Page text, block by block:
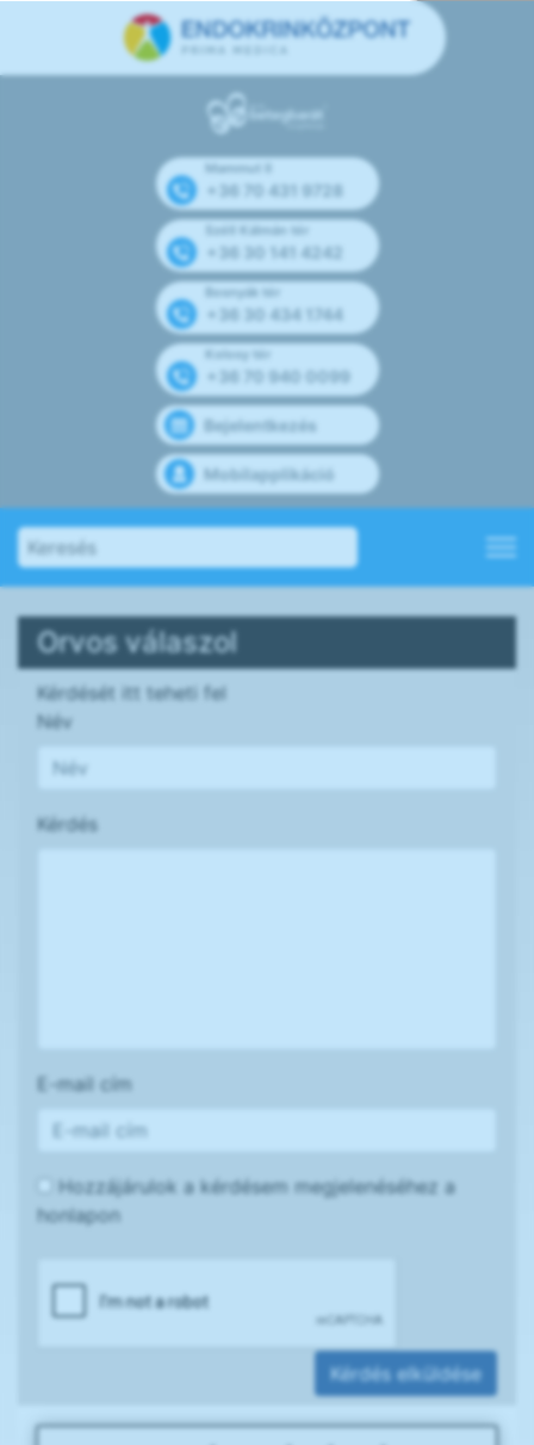
Mammut II
+36 70 431 9728
Széll Kálmán tér
+36 30 141 4242
Bosnyák tér
+36 30 434 1744
Kolosy tér
+36 70 940 0099
Bejelentkezés
Mobilapplikáció
Orvos válaszol
Kérdését itt teheti fel
Név
Kérdés
E-mail cím
Hozzájárulok a kérdésem megjelenéséhez a
honlapon
Kérdés elküldése